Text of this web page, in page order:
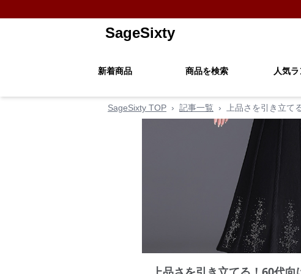
SageSixty
新着商品 商品を検索 人気
SageSixty TOP › 記事一覧 › 上品さを引き立て